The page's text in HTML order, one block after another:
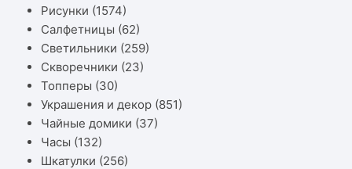
Рисунки (1574)
Салфетницы (62)
Светильники (259)
Скворечники (23)
Топперы (30)
Украшения и декор (851)
Чайные домики (37)
Часы (132)
Шкатулки (256)